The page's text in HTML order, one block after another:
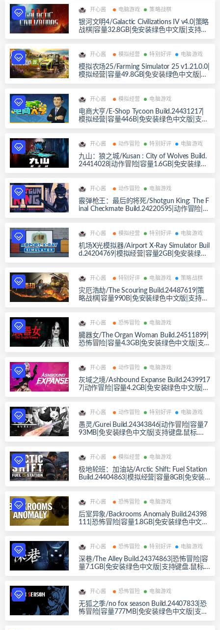
开心酱 电脑游戏 策略战棋
银河文明4/Galactic Civilizations IV v4.0|策略
战棋|容量32.8GB|免安装绿色中文版|支持键
盘.鼠标
开心酱 模拟经营 特别好评 电脑游戏
模拟农场25/Farming Simulator 25 v1.21.0.0|
模拟经营|容量49.8GB|免安装绿色中文版|支
持键盘.鼠标.手柄
开心酱 模拟经营 电脑游戏
电商大亨/E-Shop Tycoon Build.24431217|
模拟经营|容量446B|免安装绿色中文版|支持
键盘.鼠标
开心酱 动作冒险 特别好评 电脑游戏
九山：狼之城/Kusan : City of Wolves Build.
24414028|动作冒险|容量1.6GB|免安装绿色
中文版|支持键盘.鼠标.手柄
开心酱 动作冒险 电脑游戏
霰弹枪王：最后的将死/Shotgun King: The F
inal Checkmate Build.24220595|动作冒险|容
量130B|免安装绿色中文版|支持键盘.鼠标.手
开心酱 模拟经营 特别好评 电脑游戏
机场X光模拟器/Airport X-Ray Simulator Buil
d.24204769|模拟经营|容量2GB|免安装绿色
中文版|支持键盘.鼠标
开心酱 特别好评 电脑游戏 策略战棋
灾厄浩劫/The Scouring Build.24487619|策
略战棋|容量990B|免安装绿色中文版|支持键
盘.鼠标
开心酱 恐怖冒险 电脑游戏
臓器女/The Organ Woman Build.24511899|
恐怖冒险|容量4.3GB|免安装绿色中文版|支
持键盘.鼠标
开心酱 动作冒险 电脑游戏
灰域之境/Ashbound Expanse Build.2439917
7|动作冒险|容量4.2GB|免安装绿色中文版|支
持键盘.鼠标
开心酱 动作冒险 特别好评 电脑游戏
愚灵/Gurei Build.24343846|动作冒险|容量7
93MB|免安装绿色中文版|支持键盘.鼠标.手
柄
开心酱 模拟经营 电脑游戏
极地轮班：加油站/Arctic Shift: Fuel Station
Build.24404863|模拟经营|容量8GB|免安装
绿色中文版|支持键盘.鼠标
开心酱 恐怖冒险 电脑游戏
后室异象/Backrooms Anomaly Build.24398
111|恐怖冒险|容量1.8GB|免安装绿色中文
版|支持键盘.鼠标.手柄
开心酱 恐怖冒险 特别好评 电脑游戏
深巷/The Alley Build.24374863|恐怖冒险|容
量7.1GB|免安装绿色中文版|支持键盘.鼠标.
手柄
开心酱 恐怖冒险 电脑游戏
无狐之季/no fox season Build.24407833|恐
怖冒险|容量777MB|免安装绿色中文版|支持
键盘.鼠标